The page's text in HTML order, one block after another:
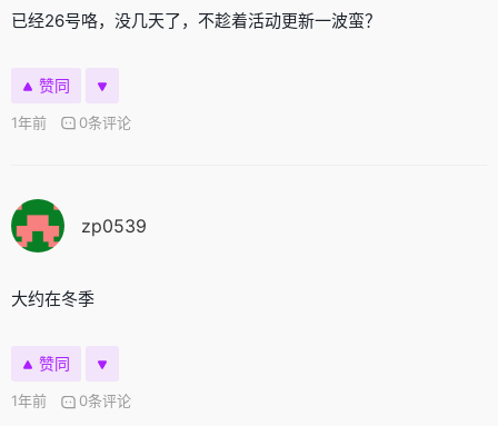
已经26号咯，没几天了，不趁着活动更新一波蛮？
赞同
1年前 0条评论
zp0539
大约在冬季
赞同
1年前 0条评论